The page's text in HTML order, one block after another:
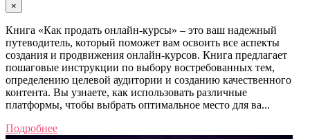
×
Книга «Как продать онлайн-курсы» – это ваш надежный
путеводитель, который поможет вам освоить все аспекты
создания и продвижения онлайн-курсов. Книга предлагает
пошаговые инструкции по выбору востребованных тем,
определению целевой аудитории и созданию качественного
контента. Вы узнаете, как использовать различные
платформы, чтобы выбрать оптимальное место для ва...
Подробнее